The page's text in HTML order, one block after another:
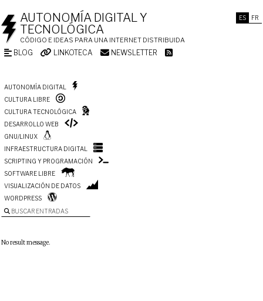
ES FR
AUTONOMÍA DIGITAL Y
TECNOLÓGICA
CÓDIGO E IDEAS PARA UNA INTERNET DISTRIBUIDA
BLOG LINKOTECA NEWSLETTER
AUTONOMÍA DIGITAL
CULTURA LIBRE
CULTURA TECNOLÓGICA
DESARROLLO WEB
GNU/LINUX
INFRAESTRUCTURA DIGITAL
SCRIPTING Y PROGRAMACIÓN
SOFTWARE LIBRE
VISUALIZACIÓN DE DATOS
WORDPRESS
BUSCAR ENTRADAS
No result message.